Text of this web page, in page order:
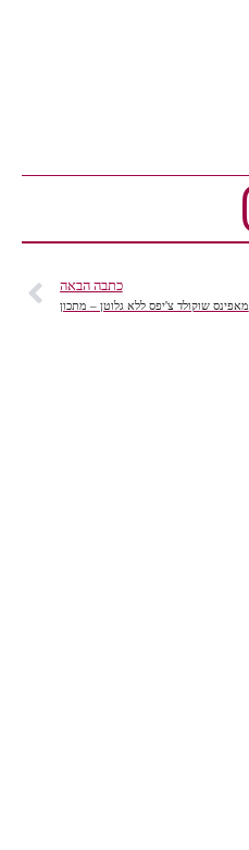
כתבה הבאה
מאפינס שוקולד צ'יפס ללא גלוטן – מתכון